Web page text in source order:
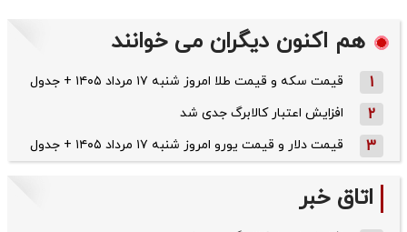
هم اکنون دیگران می خوانند
1 قیمت سکه و قیمت طلا امروز شنبه ۱۷ مرداد ۱۴۰۵ + جدول
2 افزایش اعتبار کالابرگ جدی شد
3 قیمت دلار و قیمت یورو امروز شنبه ۱۷ مرداد ۱۴۰۵ + جدول
اتاق خبر